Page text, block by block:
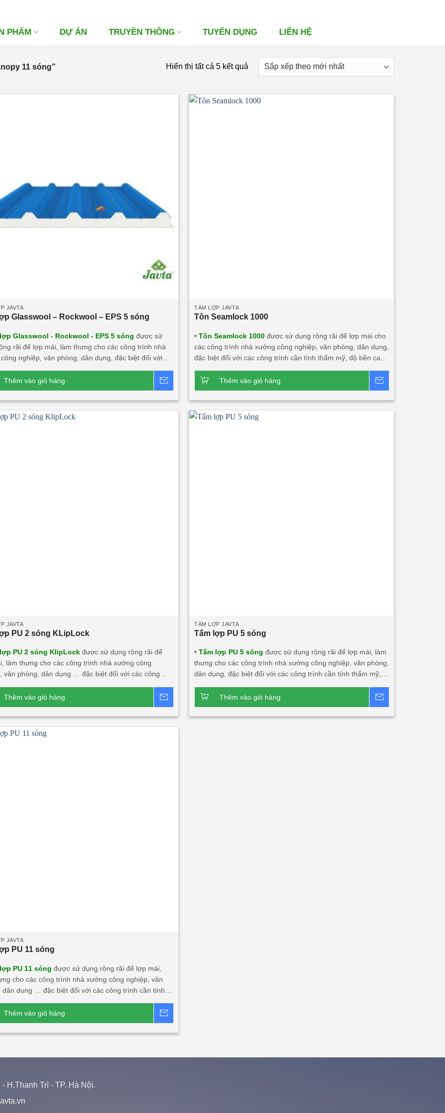
PHẨM DỰ ÁN TRUYỀN THÔNG TUYỂN DỤNG LIÊN HỆ
11 sóng” Hiển thị tất cả 5 kết quảĐã
sắp
theo
JAVTA
Glasswool – Rockwool – EPS 5 sóng
Glasswool - Rockwool - EPS 5 sóng được sử
rãi để lợp mái, làm thưng cho các công trình nhà
nghiệp, văn phòng, dân dụng, đặc biệt đối với
nhiệt lớn, chống cháy. Sản phẩm này rất phù hợp
công trình.Dòng sản phẩm chính:
Tấm lợp
5 sóng 3 lớp 2 mặt tôn
Tấm lợp Rockwool 5
lớp 2 mặt tôn
Tấm lợp EPS 5 sóng công nghiệp
Thêm vào giỏ hàng Báo giá
TẤM LỢP JAVTA
Tôn Seamlock 1000
•Tôn Seamlock 1000 được sử dụng rộng rãi để lợp mái cho
các công trình nhà xưởng công nghiệp, văn phòng, dân dụng,
đặc biệt đối với các công trình cần tính thẩm mỹ, độ bền cao,
với chất liệu khác có tính năng cách âm, cách nhiệt lớn. Sản
phẩm này rất phù hợp với các công trình đối tác nước ngoài
đầu tư tại Việt Nam.
Thêm vào giỏ hàng
JAVTA
PU 2 sóng KLipLock
PU 2 sóng KlipLock được sử dụng rộng rãi để
làm thưng cho các công trình nhà xưởng công
văn phòng, dân dụng … đặc biệt đối với các công
âm, cách nhiệt lớn. Sản phẩm này rất phù hợp với
trình đối tác nước ngoài đầu tư tại Việt Nam và xuất
Để đáp ứng nhu cầu cần tấm dài vượt quá khả năng
tải (lớn hơn 33m). Chúng tôi triển khai lắp đặt dây
sản xuất tấm lợp PU tại chân công trình, chiều dài
Thêm vào giỏ hàng Báo giá
TẤM LỢP JAVTA
Tấm lợp PU 5 sóng
•Tấm lợp PU 5 sóng được sử dụng rộng rãi để lợp mái, làm
thưng cho các công trình nhà xưởng công nghiệp, văn phòng,
dân dụng, đặc biệt đối với các công trình cần tính thẩm mỹ,
này rất phù hợp với các công trình đối tác nước ngoài đầu tư
tại Việt Nam và xuất khẩu.Dòng sản phẩm chính:
Tấm
lợp PU 5 sóng 3 lớp 2 mặt tôn
Tấm lợp PU 5 sóng 3 lớp 1
Thêm vào giỏ hàng
JAVTA
PU 11 sóng
PU 11 sóng được sử dụng rộng rãi để lợp mái,
cho các công trình nhà xưởng công nghiệp, văn
dân dụng … đặc biệt đối với các công trình cần tính
PU 11 sóng này khá phù hợp với các công trình đối
ngoài đầu tư tại Việt Nam.Dòng sản phẩm chính:
lợp PU 11 sóng 3 lớp 1 mặt tôn
Tấm lợp 11 sóng
Thêm vào giỏ hàng
H.Thanh Trì - TP. Hà Nội.